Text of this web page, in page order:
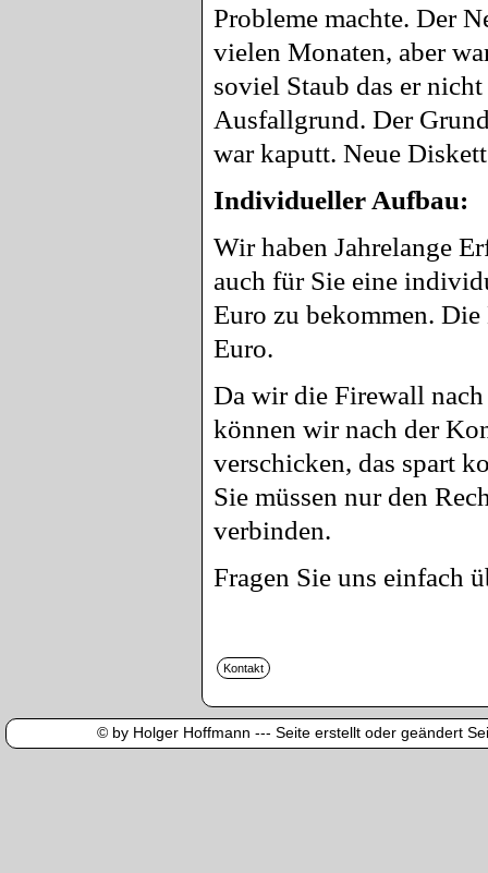
Probleme machte. Der
vielen Monaten, aber
soviel Staub das er
Ausfallgrund. Der
war kaputt. Neue
Individueller Aufbau:
Wir haben Jahrelange
auch für Sie eine
Euro zu bekommen.
Euro.
Da wir die Firewall
können wir nach der
verschicken, das spart
Sie müssen nur den
verbinden.
Fragen Sie uns einfach
© by Holger Hoffmann --- Seite erstellt oder geändert